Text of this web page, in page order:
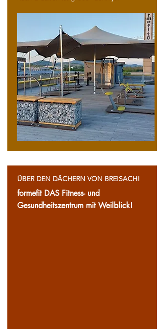
ÜBER DEN DÄCHERN VON BREISACH!
formefit DAS Fitness- und
Gesundheitszentrum mit Weilblick!